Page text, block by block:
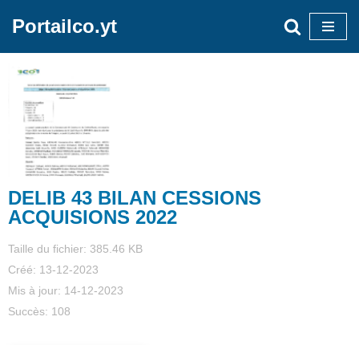
contenu
Portailco.yt
DELIB 43 BILAN CESSIONS
ACQUISIONS 2022
Taille du fichier: 385.46 KB
Créé: 13-12-2023
Mis à jour: 14-12-2023
Succès: 108